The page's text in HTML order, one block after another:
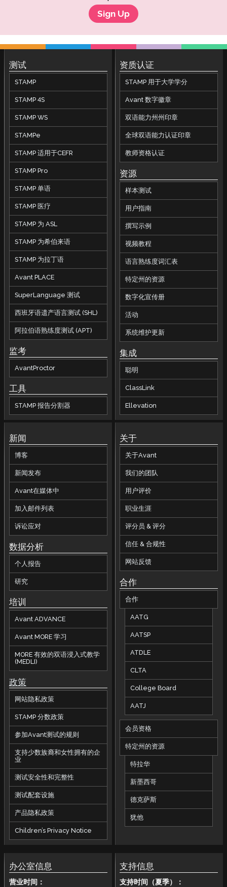
Sign Up
测试
STAMP
STAMP 4S
STAMP WS
STAMPe
STAMP 适用于CEFR
STAMP Pro
STAMP 单语
STAMP 医疗
STAMP 为 ASL
STAMP 为希伯来语
STAMP 为拉丁语
Avant PLACE
SuperLanguage 测试
西班牙语遗产语言测试 (SHL)
阿拉伯语熟练度测试 (APT)
监考
AvantProctor
工具
STAMP 报告分割器
资质认证
STAMP 用于大学学分
Avant 数字徽章
双语能力州州印章
全球双语能力认证印章
教师资格认证
资源
样本测试
用户指南
撰写示例
视频教程
语言熟练度词汇表
特定州的资源
数字化宣传册
活动
系统维护更新
集成
聪明
ClassLink
Ellevation
新闻
博客
新闻发布
Avant在媒体中
加入邮件列表
诉讼应对
数据分析
个人报告
研究
培训
Avant ADVANCE
Avant MORE 学习
MORE 有效的双语浸入式教学
(MEDLI)
政策
网站隐私政策
STAMP 分数政策
参加Avant测试的规则
支持少数族裔和女性拥有的企
业
测试安全性和完整性
测试配套设施
产品隐私政策
Children’s Privacy Notice
关于
关于Avant
我们的团队
用户评价
职业生涯
评分员 & 评分
信任 & 合规性
网站反馈
合作
合作
AATG
AATSP
ATDLE
CLTA
College Board
AATJ
会员资格
特定州的资源
特拉华
新墨西哥
德克萨斯
犹他
办公室信息
营业时间：
支持信息
支持时间（夏季）：